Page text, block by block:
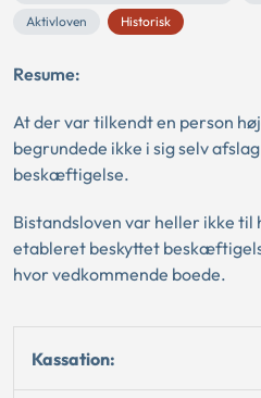
Aktivloven
Historisk
Resume:
At der var tilkendt en person
begrundede ikke i sig selv
beskæftigelse.
Bistandsloven var heller ikke
etableret beskyttet
hvor vedkommende boede.
Kassation: